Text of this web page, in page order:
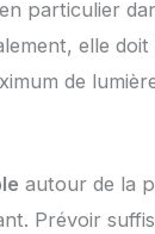
particulier
elle
de
autour de la
Prévoir